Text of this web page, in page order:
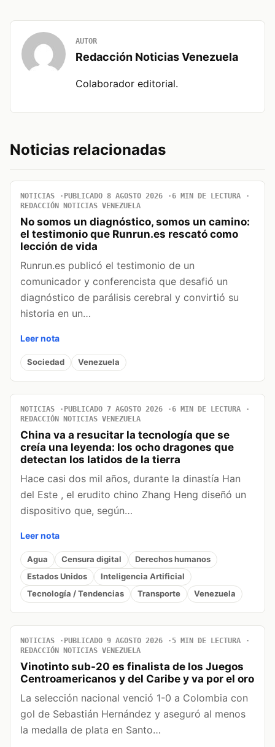
AUTOR
Redacción Noticias Venezuela
Colaborador editorial.
Noticias relacionadas
NOTICIAS PUBLICADO 8 AGOSTO 2026
6 MIN DE LECTURA
REDACCIÓN NOTICIAS VENEZUELA
No somos un diagnóstico, somos un camino:
el testimonio que Runrun.es rescató como
lección de vida
Runrun.es publicó el testimonio de un
comunicador y conferencista que desafió un
diagnóstico de parálisis cerebral y convirtió su
historia en un…
Leer nota
Sociedad Venezuela
NOTICIAS PUBLICADO 7 AGOSTO 2026
6 MIN DE LECTURA
REDACCIÓN NOTICIAS VENEZUELA
China va a resucitar la tecnología que se
creía una leyenda: los ocho dragones que
detectan los latidos de la tierra
Hace casi dos mil años, durante la dinastía Han
del Este , el erudito chino Zhang Heng diseñó un
dispositivo que, según…
Leer nota
Agua Censura digital
Derechos humanos
Estados Unidos
Inteligencia Artificial
Tecnología / Tendencias
Transporte Venezuela
NOTICIAS PUBLICADO 9 AGOSTO 2026
5 MIN DE LECTURA
REDACCIÓN NOTICIAS VENEZUELA
Vinotinto sub-20 es finalista de los Juegos
Centroamericanos y del Caribe y va por el oro
La selección nacional venció 1-0 a Colombia con
gol de Sebastián Hernández y aseguró al menos
la medalla de plata en Santo…